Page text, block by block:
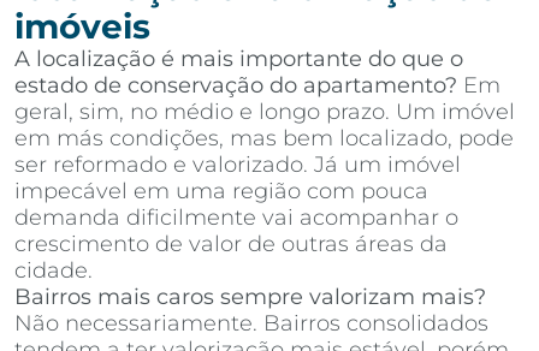
imóveis
A localização é mais importante do que o
estado de conservação do apartamento? Em
geral, sim, no médio e longo prazo. Um imóvel
em más condições, mas bem localizado, pode
ser reformado e valorizado. Já um imóvel
impecável em uma região com pouca
demanda dificilmente vai acompanhar o
crescimento de valor de outras áreas da
cidade.
Bairros mais caros sempre valorizam mais?
Não necessariamente. Bairros consolidados